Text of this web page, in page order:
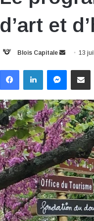
d’art et
Blois Capitale
Envoyer
courriel
13
FacebookLinkedin